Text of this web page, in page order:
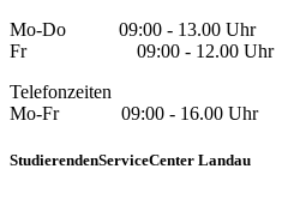
Mo-Do 09:00 - 13.00 Uhr
Fr 09:00 - 12.00 Uhr
Telefonzeiten
Mo-Fr 09:00 - 16.00 Uhr
StudierendenServiceCenter Landau